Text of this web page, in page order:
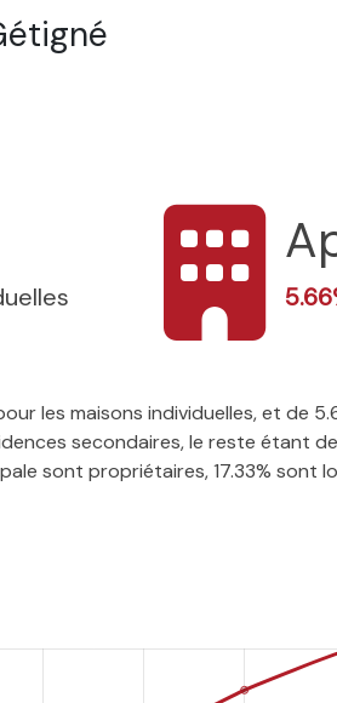
les maisons individuelles, et de
secondaires, le reste étant
sont propriétaires, 17.33% sont